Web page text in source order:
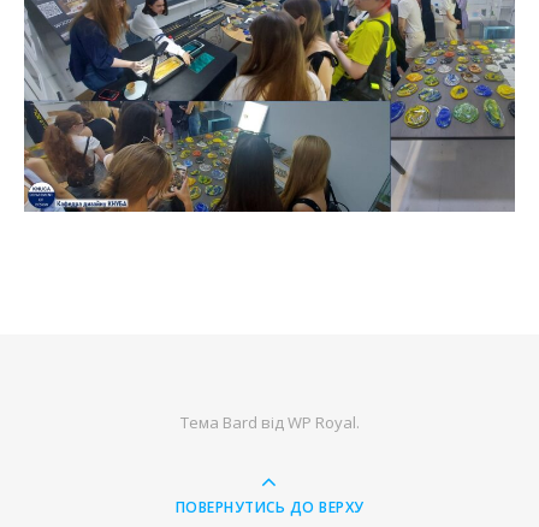
Тема Bard відWP Royal.
ПОВЕРНУТИСЬ ДО ВЕРХУ